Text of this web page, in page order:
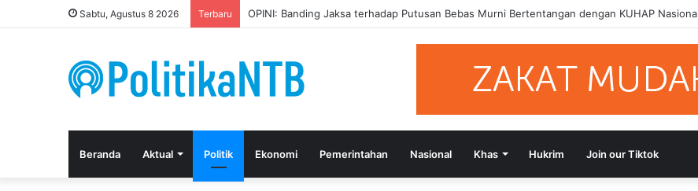
Sabtu, Agustus 8 2026 Terbaru Kuasa Hukum Apresiasi Putusan Bebas Tiga Terdakwa Kasus Gratifikasi DPRD NTB, Ajak
Beranda Aktual Politik Ekonomi Pemerintahan Nasional Khas Hukrim Join our Tiktok